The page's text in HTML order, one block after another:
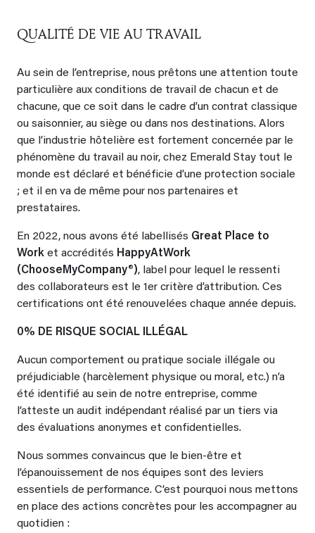
QUALITÉ DE VIE AU TRAVAIL
Au sein de l’entreprise, nous prêtons une attention toute
particulière aux conditions de travail de chacun et de
chacune, que ce soit dans le cadre d’un contrat classique
ou saisonnier, au siège ou dans nos destinations. Alors
que l’industrie hôtelière est fortement concernée par le
phénomène du travail au noir, chez Emerald Stay tout le
monde est déclaré et bénéficie d’une protection sociale
; et il en va de même pour nos partenaires et
prestataires.
En 2022, nous avons été labellisés Great Place to
Work et accrédités HappyAtWork
(ChooseMyCompany®), label pour lequel le ressenti
des collaborateurs est le 1er critère d’attribution. Ces
certifications ont été renouvelées chaque année depuis.
0% DE RISQUE SOCIAL ILLÉGAL
Aucun comportement ou pratique sociale illégale ou
préjudiciable (harcèlement physique ou moral, etc.) n’a
été identifié au sein de notre entreprise, comme
l’atteste un audit indépendant réalisé par un tiers via
des évaluations anonymes et confidentielles.
Nous sommes convaincus que le bien-être et
l’épanouissement de nos équipes sont des leviers
essentiels de performance. C’est pourquoi nous mettons
en place des actions concrètes pour les accompagner au
quotidien :